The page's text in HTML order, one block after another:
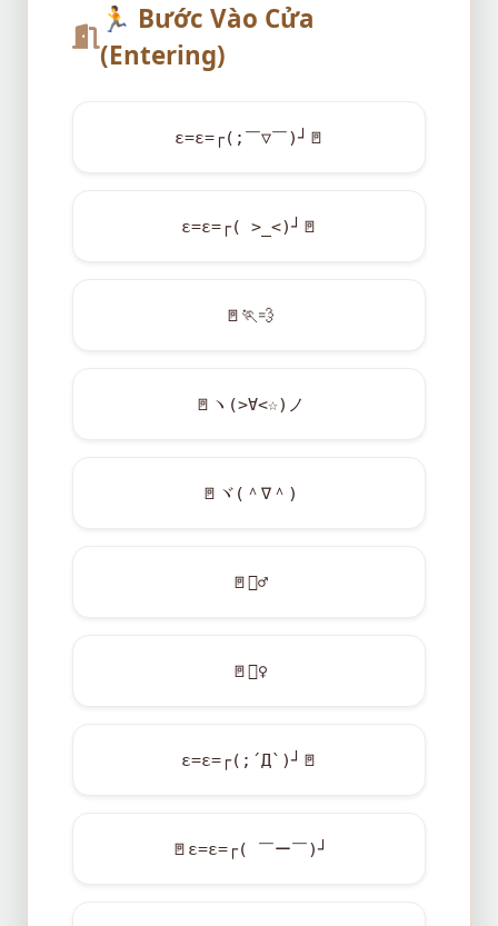
🏃 Bước Vào Cửa
(Entering)
ε=ε=┌(;￣▽￣)┘ 🚪
ε=ε=┌( >_<)┘ 🚪
🚪 🏃💨
🚪 ヽ(>∀<☆)ノ
🚪 ヾ(＾∇＾)
🚪🚶‍♂️
🚪🚶‍♀️
ε=ε=┌(;´Д`)┘ 🚪
🚪 ε=ε=┌( ￣ー￣)┘